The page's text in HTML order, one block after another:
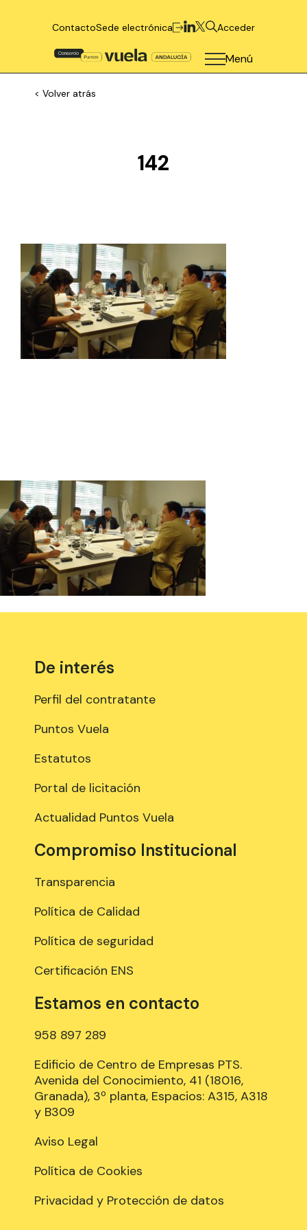
ContactoSede electrónica Acceder
Menú
< Volver atrás
142
De interés
Perfil del contratante
Puntos Vuela
Estatutos
Portal de licitación
Actualidad Puntos Vuela
Compromiso Institucional
Transparencia
Política de Calidad
Política de seguridad
Certificación ENS
Estamos en contacto
958 897 289
Edificio de Centro de Empresas PTS.
Avenida del Conocimiento, 41 (18016,
Granada), 3º planta, Espacios: A315, A318
y B309
Aviso Legal
Política de Cookies
Privacidad y Protección de datos